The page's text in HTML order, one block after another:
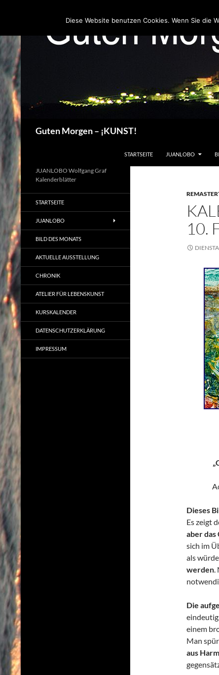
Guten Morgen – ¡KUNST!
STARTSEITE JUANLOBO
10.
Dieses
Es zeigt
aber
sich im
als
werden.
Die
einem
Man
aus
JUANLOBO Wolfgang Graf
Kalenderblätter
STARTSEITE
JUANLOBO
BILD DES MONATS
AKTUELLE AUSSTELLUNG
CHRONIK
ATELIER FÜR LEBENSKUNST
KURSKALENDER
DATENSCHUTZERKLÄRUNG
IMPRESSUM
Diese Website benutzen Cookies. Wenn Sie die